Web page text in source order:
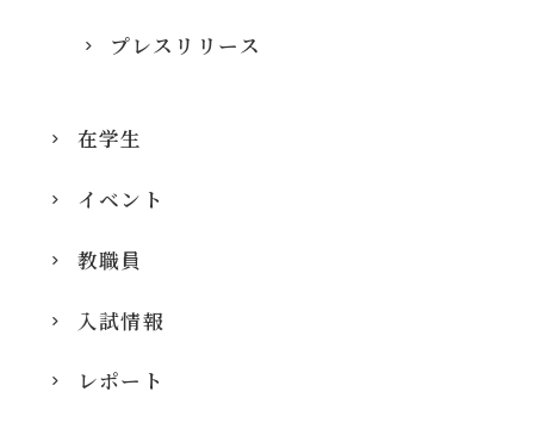
プレスリリース
在学生
イベント
教職員
入試情報
レポート